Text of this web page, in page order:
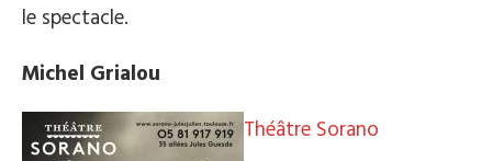
le spectacle.
Michel Grialou
Théâtre Sorano